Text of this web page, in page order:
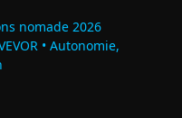
nomade 2026
• Autonomie,